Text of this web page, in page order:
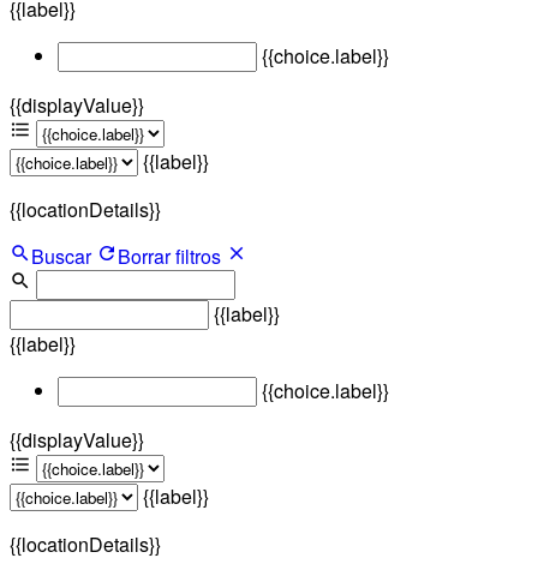
{{label}}
{{choice.label}}
{{displayValue}}
{{label}}
{{locationDetails}}
Buscar
Borrar filtros
{{label}}
{{label}}
{{choice.label}}
{{displayValue}}
{{label}}
{{locationDetails}}